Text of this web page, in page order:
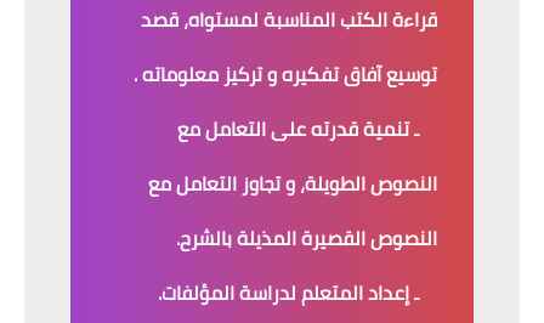
قراءة الكتب المناسبة لمستواه، قصد
توسيع آفاق تفكيره و تركيز معلوماته .
ـ تنمية قدرته على التعامل مع
النصوص الطويلة، و تجاوز التعامل مع
النصوص القصيرة المذيلة بالشرح.
ـ إعداد المتعلم لدراسة المؤلفات.